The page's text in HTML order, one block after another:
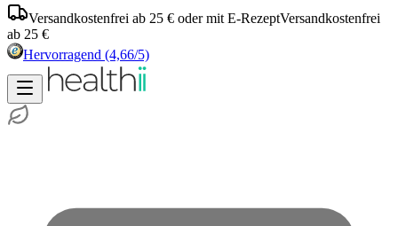
Versandkostenfrei ab 25 € oder mit E-RezeptVersandkostenfrei
ab 25 €
Hervorragend (4,66/5)